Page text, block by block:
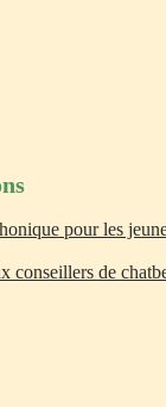
pour les
conseillers de